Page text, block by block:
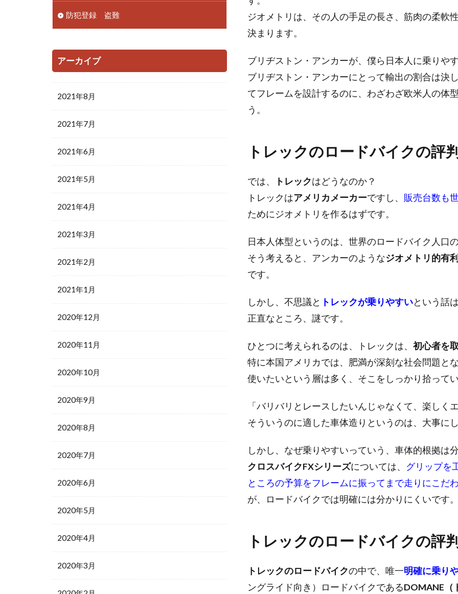
ジオメトリは、その人の手足の長さ、筋肉の柔軟
決まります。
ブリヂストン・アンカーが、僕ら日本人に乗りや
ブリヂストン・アンカーにとって輸出の割合は決
てフレームを設計するのに、わざわざ欧米人の体
う。
トレックのロードバイクの評
では、 トレックはどうなのか？
トレックはアメリカメーカーですし、 販売台数も
ためにジオメトリを作るはずです。
日本人体型というのは、世界のロードバイク人口
そう考えると、アンカーのようなジオメトリ的有
です。
しかし、不思議と トレックが乗りやすいという話
正直なところ、謎です。
ひとつに考えられるのは、トレックは、 初心者を
特に本国アメリカでは、肥満が深刻な社会問題と
使いたいという層は多く、そこをしっかり拾って
「バリバリとレースしたいんじゃなくて、楽しく
そういうのに適した車体造りというのは、大事に
しかし、なぜ乗りやすいっていう、車体的根拠は
クロスバイクFXシリーズについては、 グリップを
ところの予算をフレームに振ってまで走りにこだ
が、ロードバイクでは明確には分かりにくいです
トレックのロードバイクの評
トレックのロードバイクの中で、唯一明確に乗り
ングライド向き）ロードバイクであるDOMANE（
防犯登録 盗難
アーカイブ
2021年8月
2021年7月
2021年6月
2021年5月
2021年4月
2021年3月
2021年2月
2021年1月
2020年12月
2020年11月
2020年10月
2020年9月
2020年8月
2020年7月
2020年6月
2020年5月
2020年4月
2020年3月